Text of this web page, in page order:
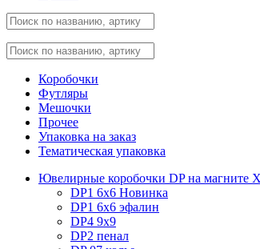
Коробочки
Футляры
Мешочки
Прочее
Упаковка на заказ
Тематическая упаковка
Ювелирные коробочки DP на магните
DP1 6x6 Новинка
DP1 6x6 эфалин
DP4 9x9
DP2 пенал